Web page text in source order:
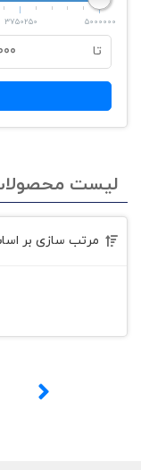
3750250 5000000
تا
لیست
مرتب سازی بر